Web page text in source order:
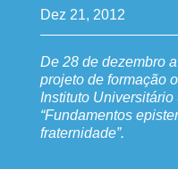
Dez 21, 2012
De 28 de dezembro
projeto de formação
Instituto
“Fundamentos
fraternidade”.